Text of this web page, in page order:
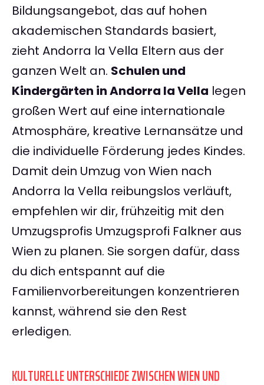
Bildungsangebot, das auf hohen
akademischen Standards basiert,
zieht Andorra la Vella Eltern aus der
ganzen Welt an. Schulen und
Kindergärten in Andorra la Vella legen
großen Wert auf eine internationale
Atmosphäre, kreative Lernansätze und
die individuelle Förderung jedes Kindes.
Damit dein Umzug von Wien nach
Andorra la Vella reibungslos verläuft,
empfehlen wir dir, frühzeitig mit den
Umzugsprofis Umzugsprofi Falkner aus
Wien zu planen. Sie sorgen dafür, dass
du dich entspannt auf die
Familienvorbereitungen konzentrieren
kannst, während sie den Rest
erledigen.
KULTURELLE UNTERSCHIEDE ZWISCHEN WIEN UND